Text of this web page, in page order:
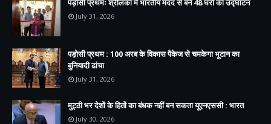
पड़ोसी प्रथमः श्रीलंका में भारतीय मदद से बने 48 घरों का उद्घाटन
July 31, 2026
पड़ोसी प्रथम : 100 अरब के विकास पैकेज से चमकेगा भूटान का
बुनियादी ढांचा
July 31, 2026
मुट्ठी भर देशों के हितों का बंधक नहीं बन सकता यूएनएससी : भारत
July 30, 2026